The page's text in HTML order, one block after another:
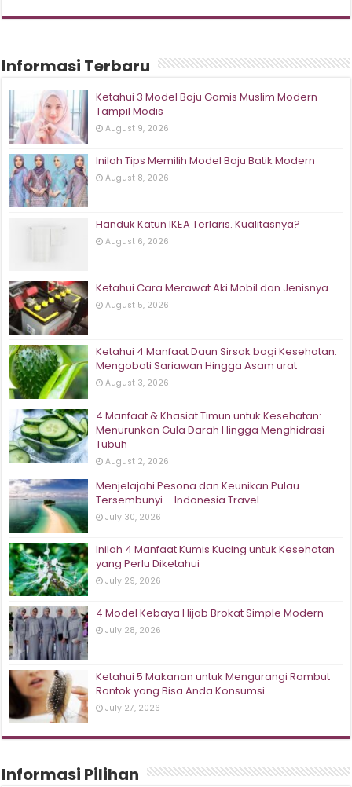
Informasi Terbaru
Ketahui 3 Model Baju Gamis Muslim Modern
Tampil Modis
August 9, 2026
Inilah Tips Memilih Model Baju Batik Modern
August 8, 2026
Handuk Katun IKEA Terlaris. Kualitasnya?
August 6, 2026
Ketahui Cara Merawat Aki Mobil dan Jenisnya
August 5, 2026
Ketahui 4 Manfaat Daun Sirsak bagi Kesehatan:
Mengobati Sariawan Hingga Asam urat
August 3, 2026
4 Manfaat & Khasiat Timun untuk Kesehatan:
Menurunkan Gula Darah Hingga Menghidrasi
Tubuh
August 2, 2026
Menjelajahi Pesona dan Keunikan Pulau
Tersembunyi – Indonesia Travel
July 30, 2026
Inilah 4 Manfaat Kumis Kucing untuk Kesehatan
yang Perlu Diketahui
July 29, 2026
4 Model Kebaya Hijab Brokat Simple Modern
July 28, 2026
Ketahui 5 Makanan untuk Mengurangi Rambut
Rontok yang Bisa Anda Konsumsi
July 27, 2026
Informasi Pilihan